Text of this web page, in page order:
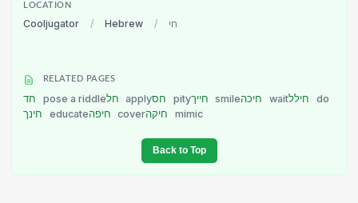
LOCATION
Cooljugator / Hebrew / חי
RELATED PAGES
pose a riddle apply pity smile wait
do
educate cover mimic
Back to Top